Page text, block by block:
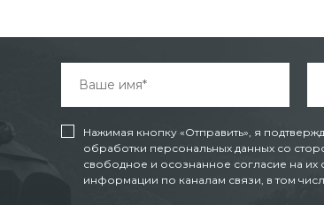
Нажимая кнопку «Отправить», я
обработки персональных данных со
свободное и осознанное согласие на их
информации по каналам связи, в том